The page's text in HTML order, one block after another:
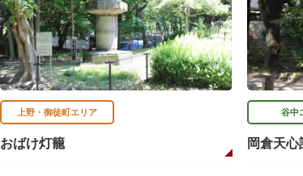
上野・御徒町エリア
おばけ灯籠
谷中
岡倉天心